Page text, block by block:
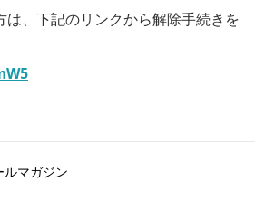
は、下記のリンクから解除手続きを
ルマガジン